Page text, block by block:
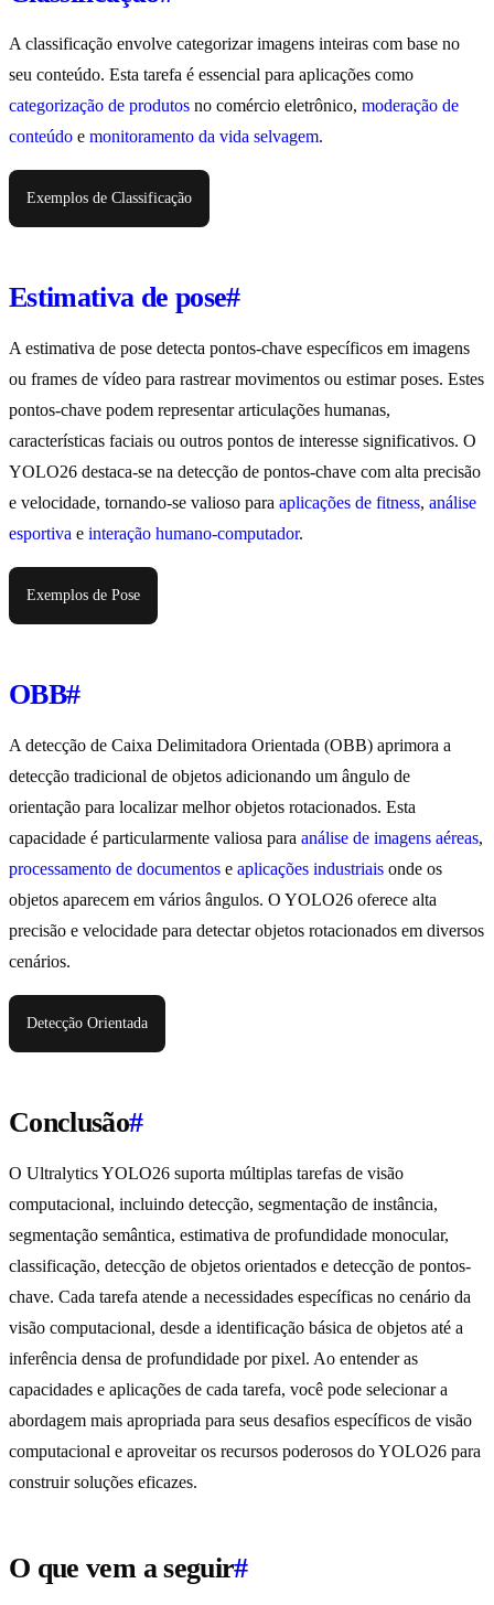
A classificação envolve categorizar imagens inteiras com base no
seu conteúdo. Esta tarefa é essencial para aplicações como
categorização de produtos no comércio eletrônico, moderação de
conteúdo e monitoramento da vida selvagem.
Exemplos de Classificação
Estimativa de pose#
A estimativa de pose detecta pontos-chave específicos em imagens
ou frames de vídeo para rastrear movimentos ou estimar poses. Estes
pontos-chave podem representar articulações humanas,
características faciais ou outros pontos de interesse significativos. O
YOLO26 destaca-se na detecção de pontos-chave com alta precisão
e velocidade, tornando-se valioso para aplicações de fitness, análise
esportiva e interação humano-computador.
Exemplos de Pose
OBB#
A detecção de Caixa Delimitadora Orientada (OBB) aprimora a
detecção tradicional de objetos adicionando um ângulo de
orientação para localizar melhor objetos rotacionados. Esta
capacidade é particularmente valiosa para análise de imagens aéreas,
processamento de documentos e aplicações industriais onde os
objetos aparecem em vários ângulos. O YOLO26 oferece alta
precisão e velocidade para detectar objetos rotacionados em diversos
cenários.
Detecção Orientada
Conclusão#
O Ultralytics YOLO26 suporta múltiplas tarefas de visão
computacional, incluindo detecção, segmentação de instância,
segmentação semântica, estimativa de profundidade monocular,
classificação, detecção de objetos orientados e detecção de pontos-
chave. Cada tarefa atende a necessidades específicas no cenário da
visão computacional, desde a identificação básica de objetos até a
inferência densa de profundidade por pixel. Ao entender as
capacidades e aplicações de cada tarefa, você pode selecionar a
abordagem mais apropriada para seus desafios específicos de visão
computacional e aproveitar os recursos poderosos do YOLO26 para
construir soluções eficazes.
O que vem a seguir#